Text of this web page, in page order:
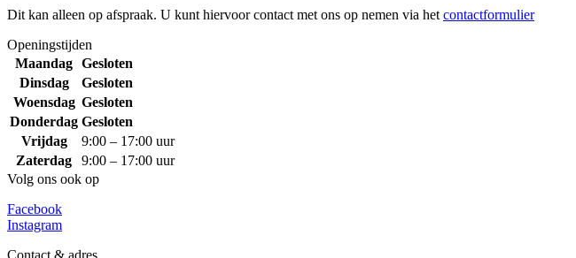
Dit kan alleen op afspraak. U kunt hiervoor contact met ons op nemen via hetcontactformulier
Openingstijden
Maandag Gesloten
Dinsdag
Gesloten
Woensdag Gesloten
Donderdag Gesloten
Vrijdag
9:00 – 17:00 uur
Zaterdag
9:00 – 17:00 uur
Volg ons ook op
Facebook
Instagram